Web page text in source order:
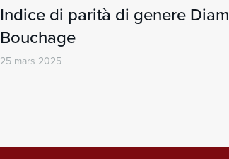
Indice di parità di genere Diam
Bouchage
25 mars 2025